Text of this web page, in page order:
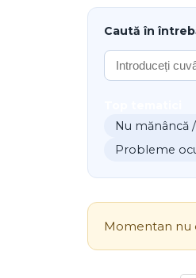
Caută în
Nu mănâncă
Probleme
Momentan nu